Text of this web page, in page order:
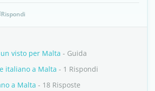
Rispondi
visto per Malta - Guida
italiano a Malta - 1 Rispondi
a Malta - 18 Risposte